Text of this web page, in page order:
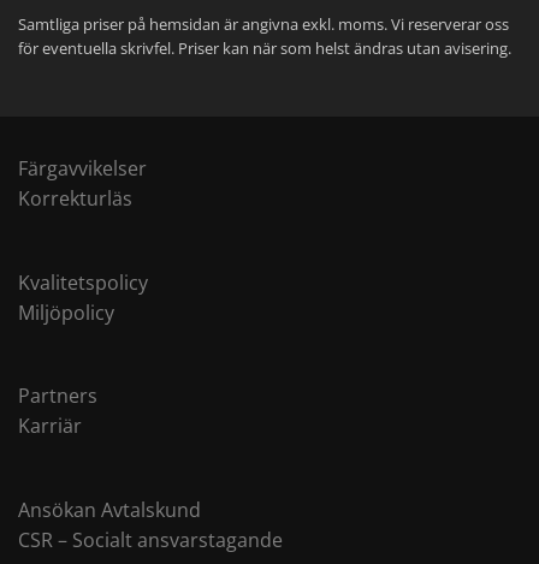
Samtliga priser på hemsidan är angivna exkl. moms. Vi reserverar oss
för eventuella skrivfel. Priser kan när som helst ändras utan avisering.
Färgavvikelser
Korrekturläs
Kvalitetspolicy
Miljöpolicy
Partners
Karriär
Ansökan Avtalskund
CSR – Socialt ansvarstagande